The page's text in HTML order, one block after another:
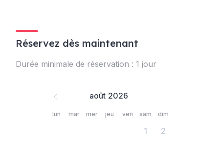
Réservez dès maintenant
Durée minimale de réservation : 1 jour
août
lun mar mer jeu ven sam dim
1
2